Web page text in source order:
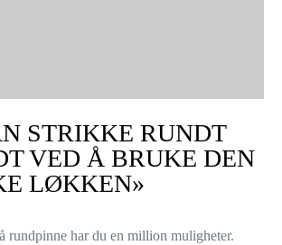
STRIKKE RUNDT
VED Å BRUKE DEN
LØKKEN»
rundpinne har du en million muligheter.